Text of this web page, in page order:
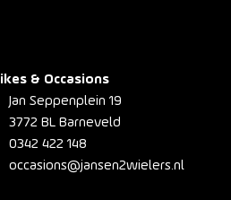
& Occasions
Jan Seppenplein 19
3772 BL Barneveld
0342 422 148
occasions@jansen2wielers.nl